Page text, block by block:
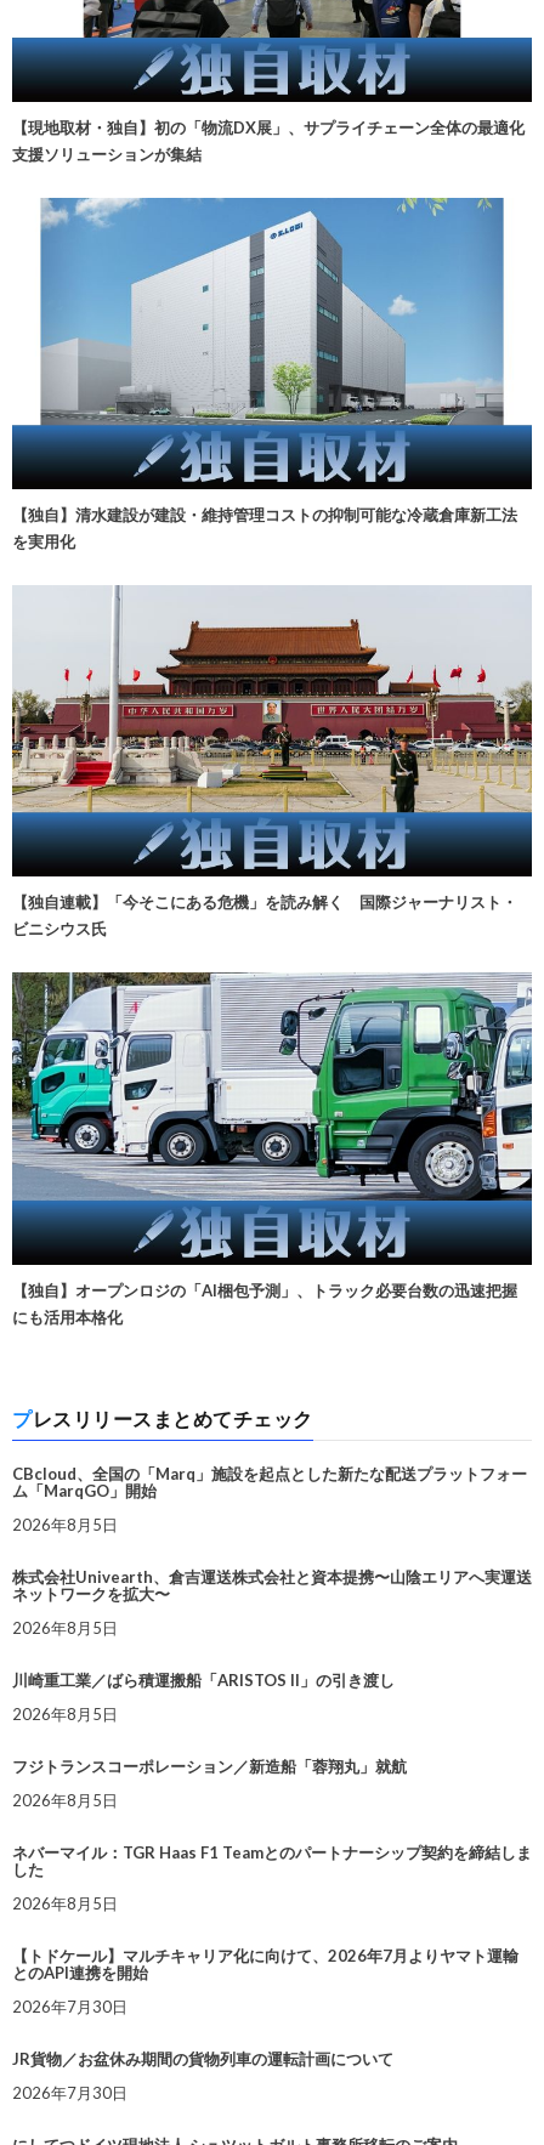
【現地取材・独自】初の「物流DX展」、サプライチェーン全体の最適化
支援ソリューションが集結
【独自】清水建設が建設・維持管理コストの抑制可能な冷蔵倉庫新工法
を実用化
【独自連載】「今そこにある危機」を読み解く 国際ジャーナリスト・
ビニシウス氏
【独自】オープンロジの「AI梱包予測」、トラック必要台数の迅速把握
にも活用本格化
プレスリリースまとめてチェック
CBcloud、全国の「Marq」施設を起点とした新たな配送プラットフォー
ム「MarqGO」開始
2026年8月5日
株式会社Univearth、倉吉運送株式会社と資本提携〜山陰エリアへ実運送
ネットワークを拡大〜
2026年8月5日
川崎重工業／ばら積運搬船「ARISTOS II」の引き渡し
2026年8月5日
フジトランスコーポレーション／新造船「蓉翔丸」就航
2026年8月5日
ネバーマイル：TGR Haas F1 Teamとのパートナーシップ契約を締結しま
した
2026年8月5日
【トドケール】マルチキャリア化に向けて、2026年7月よりヤマト運輸
とのAPI連携を開始
2026年7月30日
JR貨物／お盆休み期間の貨物列車の運転計画について
2026年7月30日